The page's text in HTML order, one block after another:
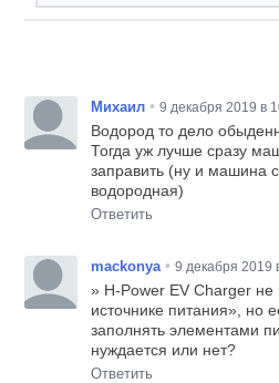
Михаил • 9 декабря 2019 в
Водород то дело
Тогда уж лучше сразу
заправить (ну и машина
водородная)
Ответить
mackonya • 9 декабря 2019
» H-Power EV Charger
источнике питания», но
заполнять элементами
нуждается или нет?
Ответить